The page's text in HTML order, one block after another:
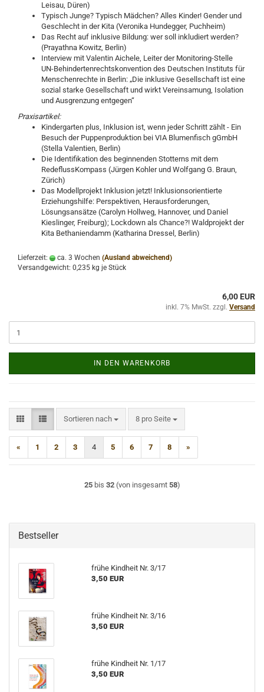
Leisau, Düren)
Typisch Junge? Typisch Mädchen? Alles Kinder! Gender und
Geschlecht in der Kita (Veronika Hundegger, Puchheim)
Das Recht auf inklusive Bildung: wer soll inkludiert werden?
(Prayathna Kowitz, Berlin)
Interview mit Valentin Aichele, Leiter der Monitoring-Stelle
UN-Behindertenrechtskonvention des Deutschen Instituts für
Menschenrechte in Berlin: „Die inklusive Gesellschaft ist eine
sozial starke Gesellschaft und wirkt Vereinsamung, Isolation
und Ausgrenzung entgegen“
Praxisartikel:
Kindergarten plus, Inklusion ist, wenn jeder Schritt zählt - Ein
Besuch der Puppenproduktion bei VIA Blumenfisch gGmbH
(Stella Valentien, Berlin)
Die Identifikation des beginnenden Stotterns mit dem
RedeflussKompass (Jürgen Kohler und Wolfgang G. Braun,
Zürich)
Das Modellprojekt Inklusion jetzt! Inklusionsorientierte
Erziehungshilfe: Perspektiven, Herausforderungen,
Lösungsansätze (Carolyn Hollweg, Hannover, und Daniel
Kieslinger, Freiburg); Lockdown als Chance?! Waldprojekt der
Kita Bethaniendamm (Katharina Dressel, Berlin)
Lieferzeit: ca. 3 Wochen (Ausland abweichend)
Versandgewicht: 0,235 kg je Stück
6,00 EUR
inkl. 7% MwSt. zzgl. Versand
IN DEN WARENKORB
Sortieren nach
Sortieren nach 8 pro Seite
pro Seite
« 1 2 3 4 5 6 7 8 »
25bis 32(von insgesamt 58)
Bestseller
frühe Kindheit Nr. 3/17
3,50 EUR
frühe Kindheit Nr. 3/16
3,50 EUR
frühe Kindheit Nr. 1/17
3,50 EUR